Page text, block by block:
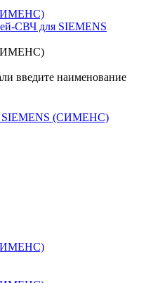
СВЧ для SIEMENS
введите наименование
SIEMENS (СИМЕНС)